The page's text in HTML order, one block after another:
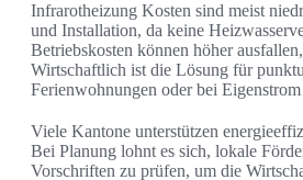
Infrarotheizung Kosten sind meist
und Installation, da keine
Betriebskosten können höher
Wirtschaftlich ist die Lösung für
Ferienwohnungen oder bei
Viele Kantone unterstützen
Bei Planung lohnt es sich, lokale
Vorschriften zu prüfen, um die